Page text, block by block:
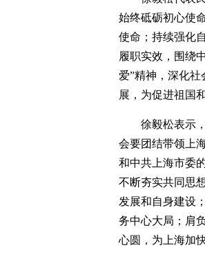
始终砥砺初心使
使命；持续强化
履职实效，围绕
爱”精神，深化
展，为促进祖国
徐毅松表示
会要团结带领上
和中共上海市委
不断夯实共同思
发展和自身建设
务中心大局；肩
心圆，为上海加